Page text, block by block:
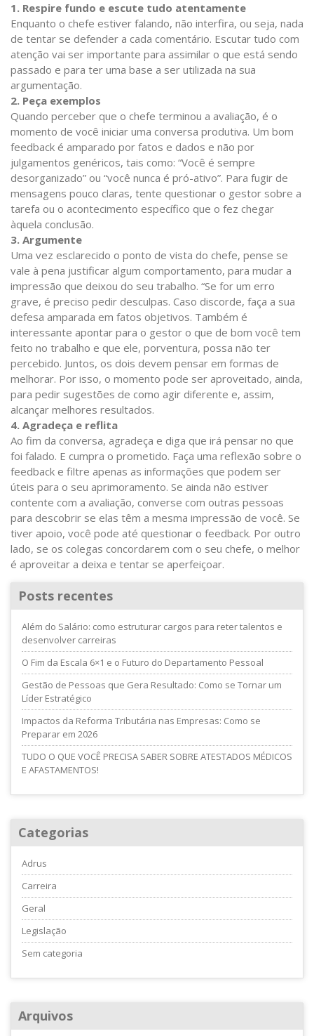
1. Respire fundo e escute tudo atentamente
Enquanto o chefe estiver falando, não interfira, ou seja, nada
de tentar se defender a cada comentário. Escutar tudo com
atenção vai ser importante para assimilar o que está sendo
passado e para ter uma base a ser utilizada na sua
argumentação.
2. Peça exemplos
Quando perceber que o chefe terminou a avaliação, é o
momento de você iniciar uma conversa produtiva. Um bom
feedback é amparado por fatos e dados e não por
julgamentos genéricos, tais como: “Você é sempre
desorganizado” ou “você nunca é pró-ativo”. Para fugir de
mensagens pouco claras, tente questionar o gestor sobre a
tarefa ou o acontecimento específico que o fez chegar
àquela conclusão.
3. Argumente
Uma vez esclarecido o ponto de vista do chefe, pense se
vale à pena justificar algum comportamento, para mudar a
impressão que deixou do seu trabalho. “Se for um erro
grave, é preciso pedir desculpas. Caso discorde, faça a sua
defesa amparada em fatos objetivos. Também é
interessante apontar para o gestor o que de bom você tem
feito no trabalho e que ele, porventura, possa não ter
percebido. Juntos, os dois devem pensar em formas de
melhorar. Por isso, o momento pode ser aproveitado, ainda,
para pedir sugestões de como agir diferente e, assim,
alcançar melhores resultados.
4. Agradeça e reflita
Ao fim da conversa, agradeça e diga que irá pensar no que
foi falado. E cumpra o prometido. Faça uma reflexão sobre o
feedback e filtre apenas as informações que podem ser
úteis para o seu aprimoramento. Se ainda não estiver
contente com a avaliação, converse com outras pessoas
para descobrir se elas têm a mesma impressão de você. Se
tiver apoio, você pode até questionar o feedback. Por outro
lado, se os colegas concordarem com o seu chefe, o melhor
é aproveitar a deixa e tentar se aperfeiçoar.
Posts recentes
Além do Salário: como estruturar cargos para reter talentos e
desenvolver carreiras
O Fim da Escala 6×1 e o Futuro do Departamento Pessoal
Gestão de Pessoas que Gera Resultado: Como se Tornar um
Líder Estratégico
Impactos da Reforma Tributária nas Empresas: Como se
Preparar em 2026
TUDO O QUE VOCÊ PRECISA SABER SOBRE ATESTADOS MÉDICOS
E AFASTAMENTOS!
Categorias
Adrus
Carreira
Geral
Legislação
Sem categoria
Arquivos